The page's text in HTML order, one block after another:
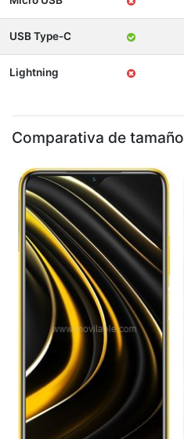
USB Type-C
Lightning
Comparativa de tamaño